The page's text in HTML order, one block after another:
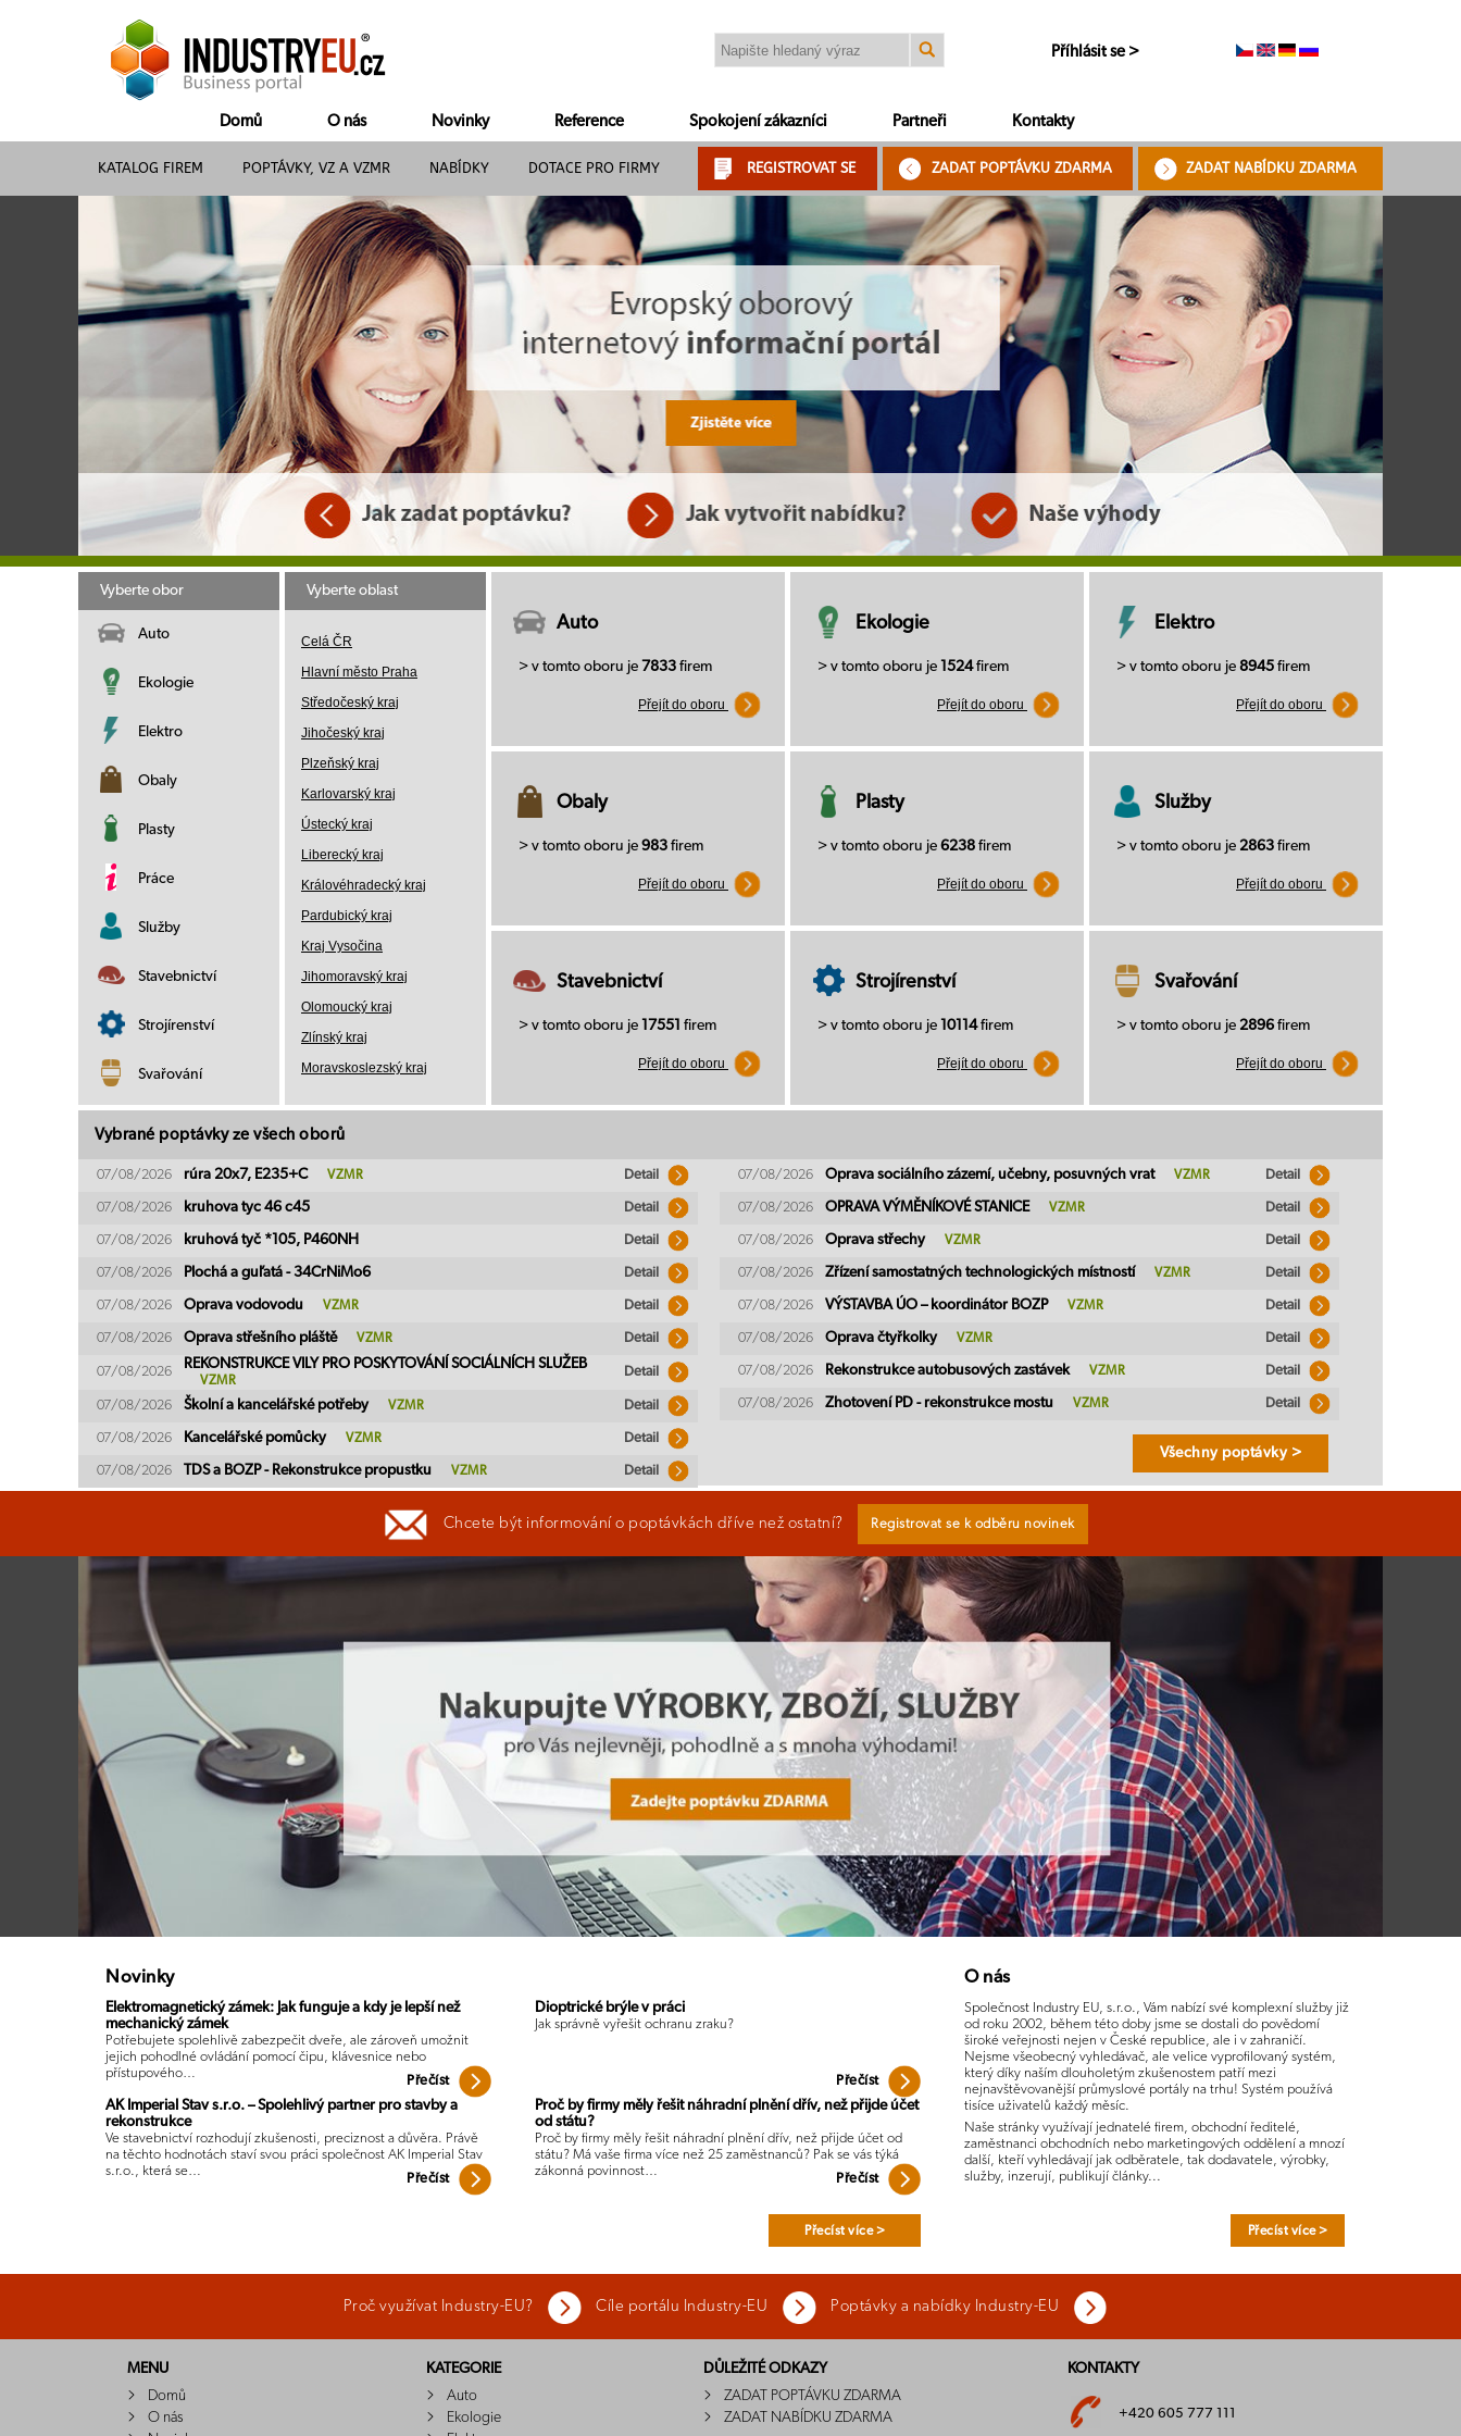
Příhlásit se >
Domů O nás Novinky Reference Spokojení zákazníci Partneři Kontakty
KATALOG FIREM POPTÁVKY, VZ A VZMR NABÍDKY DOTACE PRO FIRMY REGISTROVAT SE ZADAT POPTÁVKU ZDARMA ZADAT NABÍDKU ZDARMA
Vyberte obor
Auto
Ekologie
Elektro
Obaly
Plasty
Práce
Služby
Stavebnictví
Strojírenství
Svařování
Vyberte oblast
Celá ČR
Hlavní město Praha
Středočeský kraj
Jihočeský kraj
Plzeňský kraj
Karlovarský kraj
Ústecký kraj
Liberecký kraj
Královéhradecký kraj
Pardubický kraj
Kraj Vysočina
Jihomoravský kraj
Olomoucký kraj
Zlínský kraj
Moravskoslezský kraj
Auto
> v tomto oboru je 7833 firem
Přejít do oboru
Ekologie
> v tomto oboru je 1524firem
Přejít do oboru
Elektro
> v tomto oboru je 8945 firem
Přejít do oboru
Obaly
> v tomto oboru je 983 firem
Přejít do oboru
Plasty
> v tomto oboru je 6238 firem
Přejít do oboru
Služby
> v tomto oboru je 2863 firem
Přejít do oboru
Stavebnictví
> v tomto oboru je 17551 firem
Přejít do oboru
Strojírenství
> v tomto oboru je 10114firem
Přejít do oboru
Svařování
> v tomto oboru je 2896firem
Přejít do oboru
Vybrané poptávky ze všech oborů
07/08/2026 rúra 20x7, E235+C VZMR Detail
07/08/2026 kruhova tyc 46 c45 Detail
07/08/2026 kruhová tyč *105, P460NH Detail
07/08/2026 Plochá a guľatá - 34CrNiMo6 Detail
07/08/2026 Oprava vodovodu VZMR Detail
07/08/2026 Oprava střešního pláště VZMR Detail
07/08/2026
REKONSTRUKCE VILY PRO POSKYTOVÁNÍ SOCIÁLNÍCH SLUŽEB
VZMR
Detail
07/08/2026 Školní a kancelářské potřeby VZMR Detail
07/08/2026 Kancelářské pomůcky VZMR Detail
07/08/2026 TDS a BOZP - Rekonstrukce propustku VZMR Detail
07/08/2026 Oprava sociálního zázemí, učebny, posuvných vrat VZMR Detail
07/08/2026 OPRAVA VÝMĚNÍKOVÉ STANICE VZMR Detail
07/08/2026 Oprava střechy VZMR Detail
07/08/2026 Zřízení samostatných technologických místností VZMR Detail
07/08/2026 VÝSTAVBA ÚO – koordinátor BOZP VZMR Detail
07/08/2026 Oprava čtyřkolky VZMR Detail
07/08/2026 Rekonstrukce autobusových zastávek VZMR Detail
07/08/2026 Zhotovení PD - rekonstrukce mostu VZMR Detail
Všechny poptávky >
Chcete být informování o poptávkách dříve než ostatní? Registrovat se k odběru novinek
Novinky
Elektromagnetický zámek: Jak funguje a kdy je lepší než
mechanický zámek
Potřebujete spolehlivě zabezpečit dveře, ale zároveň umožnit
jejich pohodlné ovládání pomocí čipu, klávesnice nebo
přístupového…
Přečíst
AK Imperial Stav s.r.o. – Spolehlivý partner pro stavby a
rekonstrukce
Ve stavebnictví rozhodují zkušenosti, preciznost a důvěra. Právě
na těchto hodnotách staví svou práci společnost AK Imperial Stav
s.r.o., která se…
Přečíst
Dioptrické brýle v práci
Jak správně vyřešit ochranu zraku?
Přečíst
Proč by firmy měly řešit náhradní plnění dřív, než přijde účet
od státu?
Proč by firmy měly řešit náhradní plnění dřív, než přijde účet od
státu? Má vaše firma více než 25 zaměstnanců? Pak se vás týká
zákonná povinnost…
Přečíst
Přecíst více >
O nás
Společnost Industry EU, s.r.o., Vám nabízí své komplexní služby již
od roku 2002, během této doby jsme se dostali do povědomí
široké veřejnosti nejen v České republice, ale i v zahraničí.
Nejsme všeobecný vyhledávač, ale velice vyproﬁlovaný systém,
který díky naším dlouholetým zkušenostem patří mezi
nejnavštěvovanější průmyslové portály na trhu! Systém používá
tisíce uživatelů každý měsíc.
Naše stránky využívají jednatelé ﬁrem, obchodní ředitelé,
zaměstnanci obchodních nebo marketingových oddělení a mnozí
další, kteří vyhledávají jak odběratele, tak dodavatele, výrobky,
služby, inzerují, publikují články...
Přecíst více >
Proč využívat Industry-EU? Cíle portálu Industry-EU Poptávky a nabídky Industry-EU
MENU
Domů
O nás
KATEGORIE
Auto
Ekologie
DŮLEŽITÉ ODKAZY
ZADAT POPTÁVKU ZDARMA
ZADAT NABÍDKU ZDARMA
KONTAKTY
+420 605 777 111